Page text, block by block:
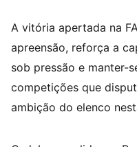
A vitória apertada na
apreensão, reforça a
sob pressão e manter-
competições que
ambição do elenco